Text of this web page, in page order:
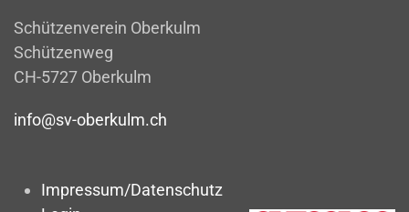
Schützenverein Oberkulm
Schützenweg
CH-5727 Oberkulm
info@sv-oberkulm.ch
Impressum/Datenschutz